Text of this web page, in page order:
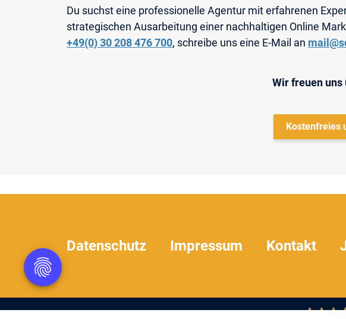
Du suchst eine professionelle Agentur mit erfahrenen
strategischen Ausarbeitung einer nachhaltigen Online
+49(0) 30 208 476 700, schreibe uns eine E-Mail an
Wir freuen uns
Kostenfreies
Datenschutz Impressum Kontakt